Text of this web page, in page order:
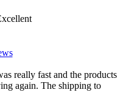
really fast and the products
again. The shipping to